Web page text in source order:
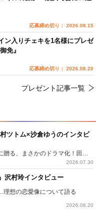
ツトム×沙倉ゆうのインタビ
『侍タイムスリッパー』ファンに贈る、まさかのドラマ化！田村ツトム×沙倉ゆうのが語る『心配無用ノ介』撮影秘話
2026.07.30
沢村玲インタビュー
想の恋愛像について語る
2026.06.20
応募締め切り： 2026.08.15
ン入りチェキを1名様にプレゼ
免』
応募締め切り： 2026.08.20
プレゼント記事一覧